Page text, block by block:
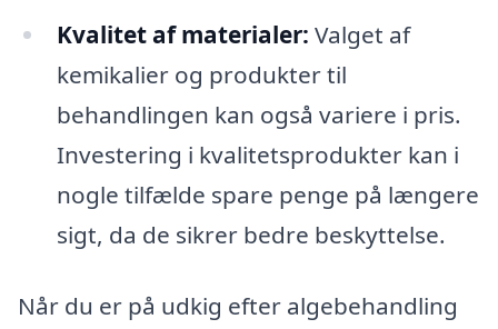
Kvalitet af materialer: Valget af
kemikalier og produkter til
behandlingen kan også variere i pris.
Investering i kvalitetsprodukter kan i
nogle tilfælde spare penge på længere
sigt, da de sikrer bedre beskyttelse.
Når du er på udkig efter algebehandling